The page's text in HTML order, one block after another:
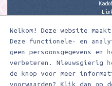
Welkom! Deze website
Deze functionele- en
geen persoonsgegevens
verbeteren. Nieuwsgierig
de knop voor meer
voorwaarden? Klik dan op
06 – 107
KVK
BTW nummer: